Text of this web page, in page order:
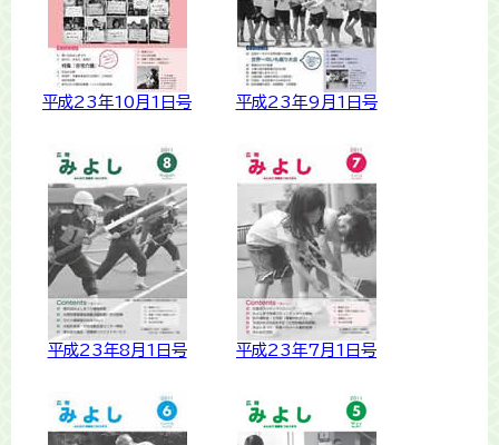
平成23年10月1日号 平成23年9月1日号
平成23年8月1日号 平成23年7月1日号